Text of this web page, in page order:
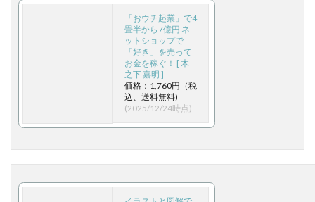
「おウチ起業」で4
畳半から7億円 ネ
ットショップで
「好き」を売って
お金を稼ぐ！ [ 木
之下 嘉明 ]
価格：1,760円（税
込、送料無料)
(2025/12/24時点)